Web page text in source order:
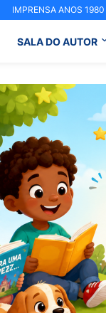
IMPRENSA ANOS 1980
SALA DO AUTOR